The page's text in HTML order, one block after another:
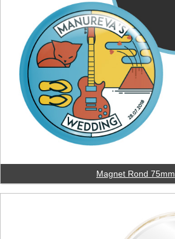
Magnet Rond 75mm